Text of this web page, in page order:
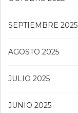
SEPTIEMBRE 2025
AGOSTO 2025
JULIO 2025
JUNIO 2025